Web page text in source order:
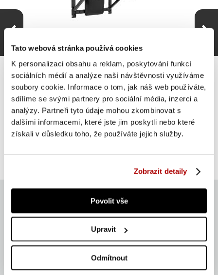
Tato webová stránka používá cookies
K personalizaci obsahu a reklam, poskytování funkcí
sociálních médií a analýze naší návštěvnosti využíváme
soubory cookie. Informace o tom, jak náš web používáte,
sdílíme se svými partnery pro sociální média, inzerci a
analýzy. Partneři tyto údaje mohou zkombinovat s
dalšími informacemi, které jste jim poskytli nebo které
získali v důsledku toho, že používáte jejich služby.
Zobrazit detaily
Povolit vše
Upravit
Odmítnout
Gorilla Sports Hrazda na zeď, 28 x 50 x 60 cm
ZLEVNĚNO -19 %
1 542 Kč
Do košíku
Aktuálně
134 180 ks
Zboží máme na skladě